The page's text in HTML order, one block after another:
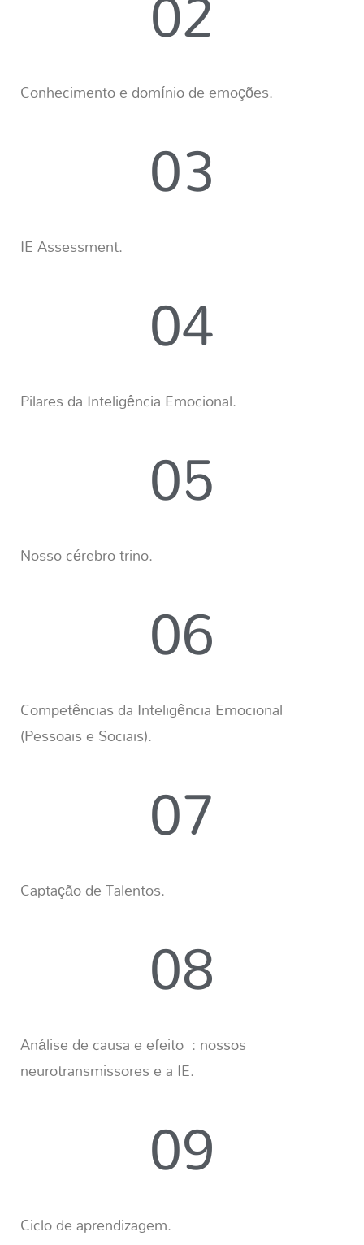
Conhecimento e domínio de emoções.
03
IE Assessment.
04
Pilares da Inteligência Emocional.
05
Nosso cérebro trino.
06
Competências da Inteligência Emocional
(Pessoais e Sociais).
07
Captação de Talentos.
08
Análise de causa e efeito : nossos
neurotransmissores e a IE.
09
Ciclo de aprendizagem.